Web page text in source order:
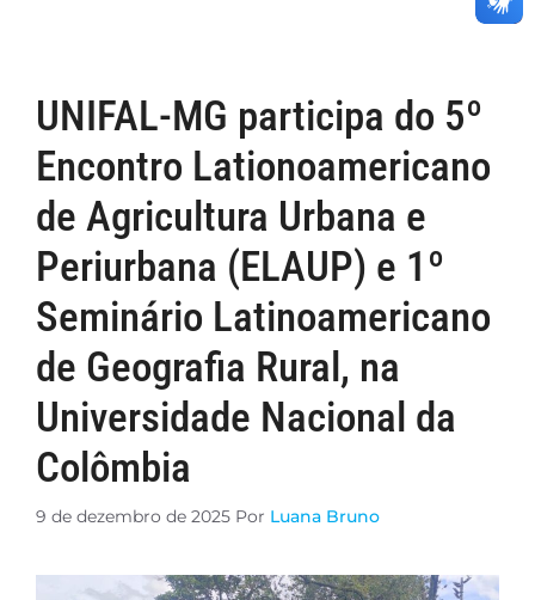
UNIFAL-MG participa do 5º
Encontro Lationoamericano
de Agricultura Urbana e
Periurbana (ELAUP) e 1º
Seminário Latinoamericano
de Geografia Rural, na
Universidade Nacional da
Colômbia
9 de dezembro de 2025 Por Luana Bruno